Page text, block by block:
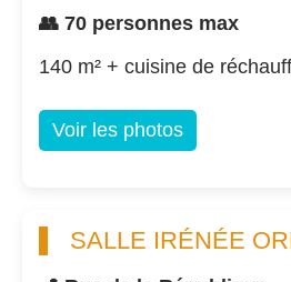
👥 70 personnes max
140 m² + cuisine de
Voir les photos
SALLE IRÉNÉE